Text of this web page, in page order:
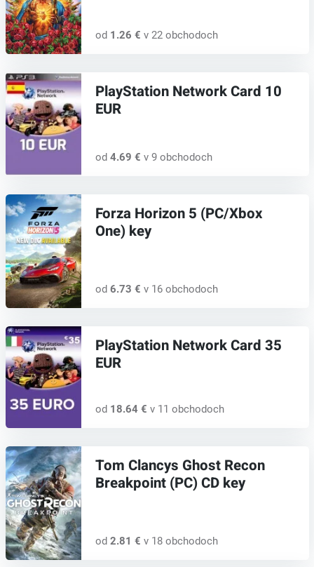
od 1.26 € v 22 obchodoch
PlayStation Network Card 10
EUR
od 4.69 € v 9 obchodoch
Forza Horizon 5 (PC/Xbox
One) key
od 6.73 € v 16 obchodoch
PlayStation Network Card 35
EUR
od 18.64 € v 11 obchodoch
Tom Clancys Ghost Recon
Breakpoint (PC) CD key
od 2.81 € v 18 obchodoch